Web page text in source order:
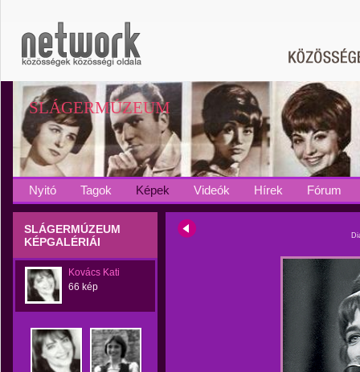
SLÁGERMÚZEUM
Nyitó Tagok Képek Videók Hírek Fórum
SLÁGERMÚZEUM
KÉPGALÉRIÁI
Kovács Kati
66 kép